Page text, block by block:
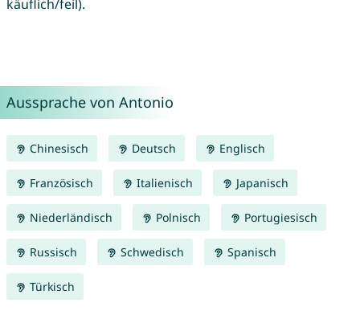
käuflich/feil).
Aussprache von Antonio
Chinesisch Deutsch Englisch
Französisch Italienisch Japanisch
Niederländisch Polnisch Portugiesisch
Russisch Schwedisch Spanisch
Türkisch